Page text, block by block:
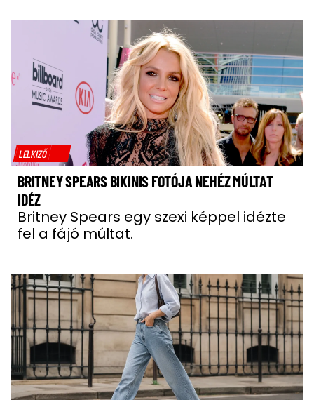
LELKIZŐ
BRITNEY SPEARS BIKINIS FOTÓJA NEHÉZ MÚLTAT
IDÉZ
Britney Spears egy szexi képpel idézte
fel a fájó múltat.